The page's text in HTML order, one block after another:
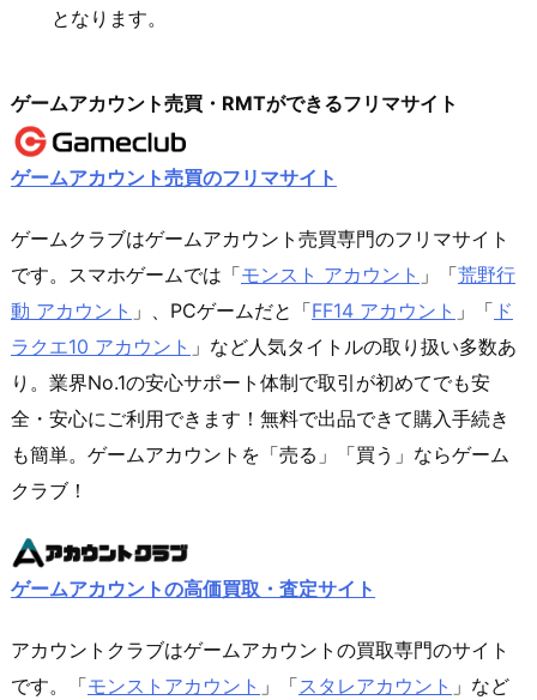
となります​。
ゲームアカウント売買・RMTができるフリマサイト
ゲームアカウント売買のフリマサイト
ゲームクラブはゲームアカウント売買専門のフリマサイト
です。スマホゲームでは「モンスト アカウント 」「荒野行
動 アカウント 」、PCゲームだと「FF14 アカウント 」「 ド
ラクエ10 アカウント 」など人気タイトルの取り扱い多数あ
り。業界No.1の安心サポート体制で取引が初めてでも安
全・安心にご利用できます！無料で出品できて購入手続き
も簡単。ゲームアカウントを「売る」「買う」ならゲーム
クラブ！
ゲームアカウントの高価買取・査定サイト
アカウントクラブはゲームアカウントの買取専門のサイト
です。「モンストアカウント 」「スタレアカウント 」など